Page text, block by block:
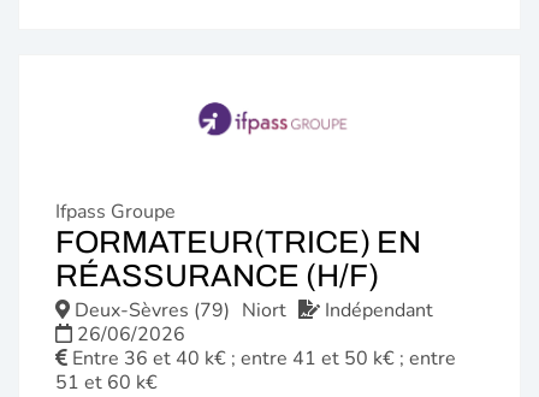
Ifpass Groupe
FORMATEUR(TRICE) EN
RÉASSURANCE (H/F)
FENÊTRE)
Deux-Sèvres (79) Niort
Indépendant
26/06/2026
Entre 36 et 40 k€ ; entre 41 et 50 k€ ; entre
51 et 60 k€